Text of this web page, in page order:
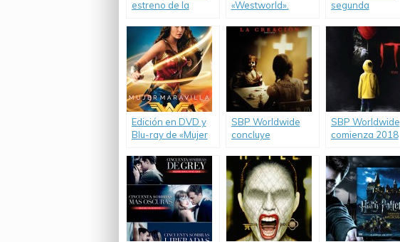
estreno de la
temporada de
«Westworld».
«Westworld».
segunda
«Westworld».
Edición en DVD y
Blu-ray de «Mujer
SBP Worldwide
concluye
títulos para todos
los gustos.
SBP Worldwide
comienza 2018
de «It (Eso)».